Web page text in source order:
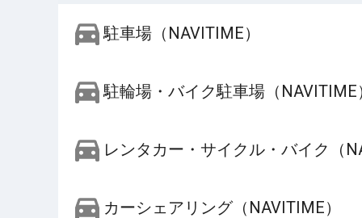
駐車場（NAVITIME）
駐輪場・バイク駐車場（NAVITIME
レンタカー・サイクル・バイク（
カーシェアリング（NAVITIME）